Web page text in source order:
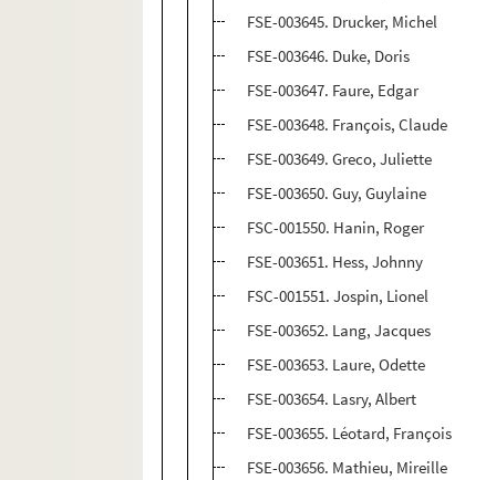
FSE-003645. Drucker, Michel
FSE-003646. Duke, Doris
FSE-003647. Faure, Edgar
FSE-003648. François, Claude
FSE-003649. Greco, Juliette
FSE-003650. Guy, Guylaine
FSC-001550. Hanin, Roger
FSE-003651. Hess, Johnny
FSC-001551. Jospin, Lionel
FSE-003652. Lang, Jacques
FSE-003653. Laure, Odette
FSE-003654. Lasry, Albert
FSE-003655. Léotard, François
FSE-003656. Mathieu, Mireille